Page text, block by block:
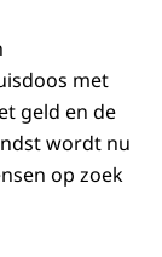
met
geld en de
wordt nu
op zoek